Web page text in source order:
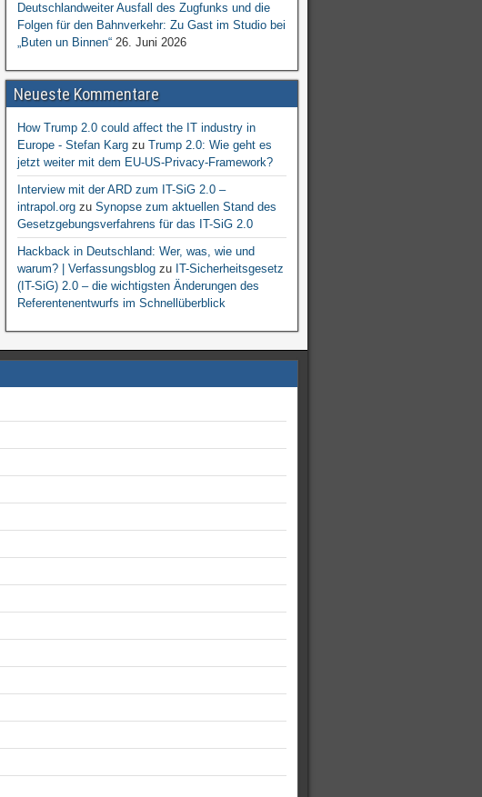
Deutschlandweiter Ausfall des Zugfunks und die
Folgen für den Bahnverkehr: Zu Gast im Studio bei
„Buten un Binnen“ 26. Juni 2026
Neueste Kommentare
How Trump 2.0 could affect the IT industry in
Europe - Stefan Kargzu Trump 2.0: Wie geht es
jetzt weiter mit dem EU-US-Privacy-Framework?
Interview mit der ARD zum IT-SiG 2.0 –
intrapol.orgzu Synopse zum aktuellen Stand des
Gesetzgebungsverfahrens für das IT-SiG 2.0
Hackback in Deutschland: Wer, was, wie und
warum? | Verfassungsblogzu IT-Sicherheitsgesetz
(IT-SiG) 2.0 – die wichtigsten Änderungen des
Referentenentwurfs im Schnellüberblick